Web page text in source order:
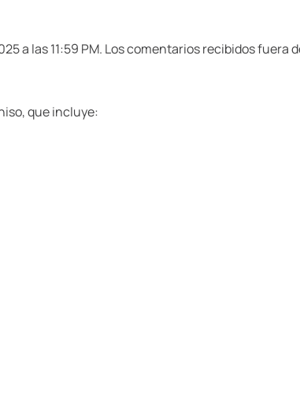
a las 11:59 PM. Los comentarios recibidos fuera
que incluye: